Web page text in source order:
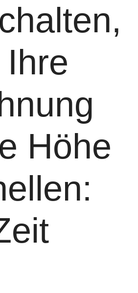
Höhe